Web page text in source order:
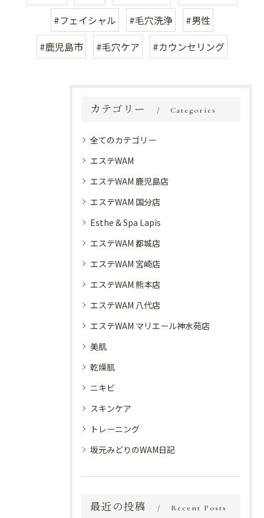
#フェイシャル
#毛穴洗浄
#男性
#鹿児島市
#毛穴ケア #カウンセリング
カテゴリー Categories
全てのカテゴリー
エステWAM
エステWAM 鹿児島店
エステWAM 国分店
Esthe & Spa Lapis
エステWAM 都城店
エステWAM 宮崎店
エステWAM 熊本店
エステWAM 八代店
エステWAM マリエール神水苑店
美肌
乾燥肌
ニキビ
スキンケア
トレーニング
坂元みどりのWAM日記
最近の投稿 Recent Posts